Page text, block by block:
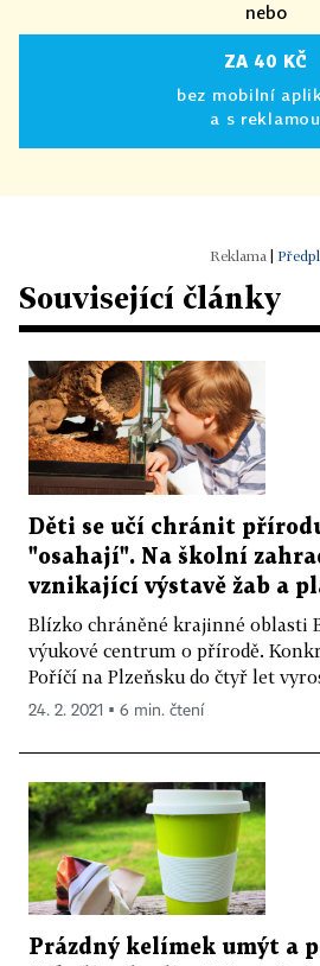
nebo
ZA 40 KČ
bez mobilní
a s reklamou
Související články
Děti se učí chránit
"osahají". Na školní
vznikající výstavě žab a
Blízko chráněné krajinné oblasti
výukové centrum o přírodě.
Poříčí na Plzeňsku do čtyř let
24. 2. 2021 ▪ 6 min. čtení
Prázdný kelímek umýt a